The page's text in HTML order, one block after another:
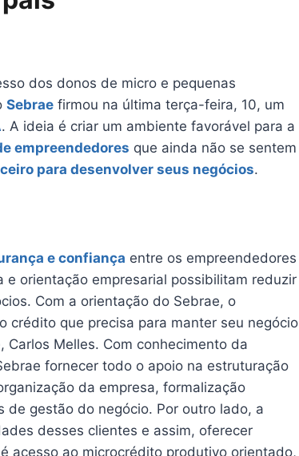
dos donos de micro e pequenas
Sebrae firmou na última terça-feira, 10, um
. A ideia é criar um ambiente favorável para a
empreendedores que ainda não se sentem
para desenvolver seus negócios.
e confiança entre os empreendedores
e orientação empresarial possibilitam reduzir
Com a orientação do Sebrae, o
crédito que precisa para manter seu negócio
Carlos Melles. Com conhecimento da
fornecer todo o apoio na estruturação
da empresa, formalização
gestão do negócio. Por outro lado, a
desses clientes e assim, oferecer
acesso ao microcrédito produtivo orientado,